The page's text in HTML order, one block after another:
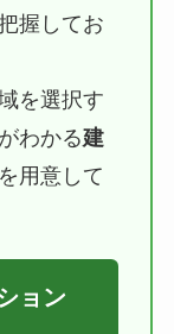
握してお
を選択す
わかる建
用意して
ョン